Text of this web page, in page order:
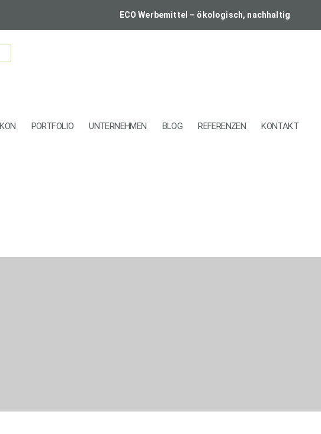
ECO Werbemittel – ökologisch, nachhaltig
PORTFOLIO UNTERNEHMEN BLOG REFERENZEN KONTAKT